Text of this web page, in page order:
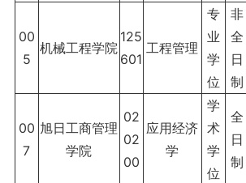
00
5
机械工程学院
125
601
工程管理
专
业
学
位
非
全
日
制
00
7
旭日工商管理
学院
02
02
00
应用经济
学
学
术
学
位
全
日
制